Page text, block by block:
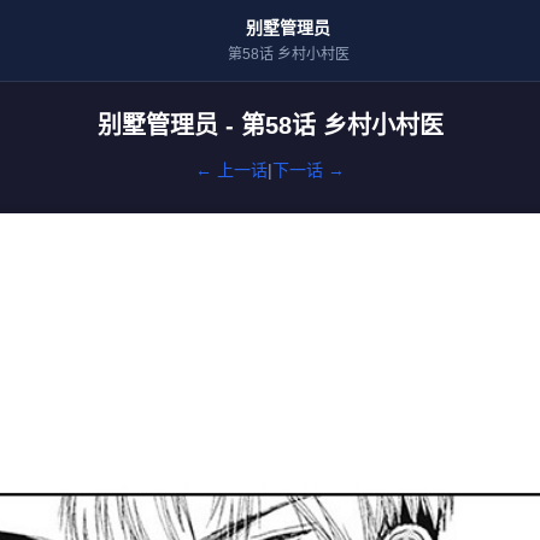
别墅管理员
第58话 乡村小村医
别墅管理员 - 第58话 乡村小村医
← 上一话|下一话 →